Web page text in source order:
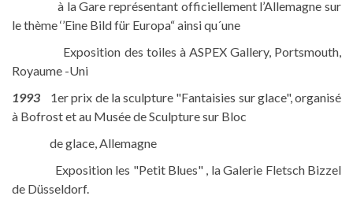
à la Gare représentant officiellement l’Allemagne sur
le thème ‘’Eine Bild für Europa“ ainsi qu´une
Exposition des toiles à ASPEX Gallery, Portsmouth,
Royaume -Uni
1993 1er prix de la sculpture "Fantaisies sur glace", organisé
à Bofrost et au Musée de Sculpture sur Bloc
de glace, Allemagne
Exposition les "Petit Blues" , la Galerie Fletsch Bizzel
de Düsseldorf.